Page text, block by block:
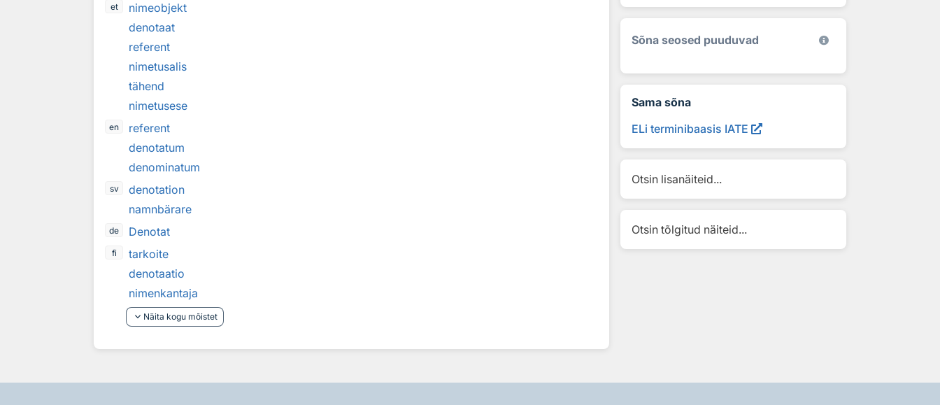
et
nimeobjekt
denotaat
referent
nimetusalis
tähend
nimetusese
en
referent
denotatum
denominatum
sv
denotation
namnbärare
de Denotat
fi
tarkoite
denotaatio
nimenkantaja
keyboard_arrow_down Näita kogu mõistet
Sõna seosed puuduvad
Sama sõna
ELi terminibaasis IATE
Otsin lisanäiteid...
Otsin tõlgitud näiteid...